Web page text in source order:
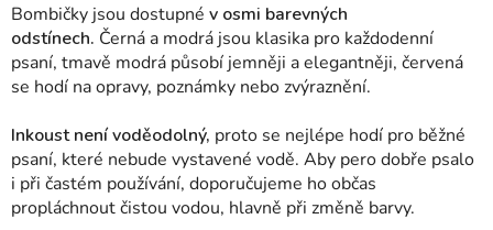
Bombičky jsou dostupné v osmi barevných
odstínech. Černá a modrá jsou klasika pro každodenní
psaní, tmavě modrá působí jemněji a elegantněji, červená
se hodí na opravy, poznámky nebo zvýraznění.
Inkoust není voděodolný, proto se nejlépe hodí pro běžné
psaní, které nebude vystavené vodě. Aby pero dobře psalo
i při častém používání, doporučujeme ho občas
propláchnout čistou vodou, hlavně při změně barvy.